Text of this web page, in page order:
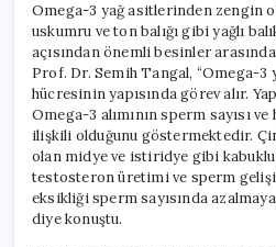
Omega-3 yağ asitlerinden zengin
uskumru ve ton balığı gibi yağlı
açısından önemli besinler
Prof. Dr. Semih Tangal, “Omega-
hücresinin yapısında görev alır.
Omega-3 alımının sperm sayısı
ilişkili olduğunu göstermektedir.
olan midye ve istiridye gibi
testosteron üretimi ve sperm
eksikliği sperm sayısında
diye konuştu.